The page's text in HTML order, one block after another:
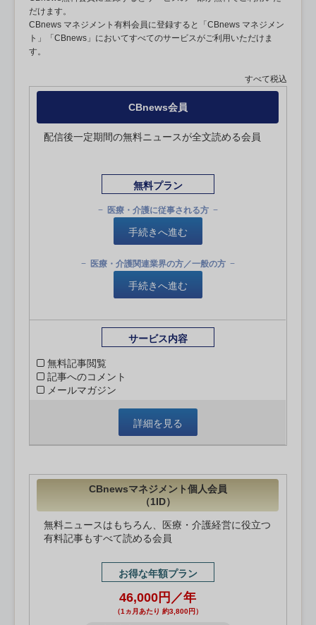
だけます。
CBnews マネジメント有料会員に登録すると「CBnews マネジメン
ト」「CBnews」においてすべてのサービスがご利用いただけま
す。
すべて税込
CBnews会員
配信後一定期間の無料ニュースが全文読める会員
無料プラン
医療・介護に従事される方
手続きへ進む
医療・介護関連業界の方／一般の方
手続きへ進む
サービス内容
無料記事閲覧
記事へのコメント
メールマガジン
詳細を見る
CBnewsマネジメント個人会員
（1ID）
無料ニュースはもちろん、医療・介護経営に役立つ
有料記事もすべて読める会員
お得な年額プラン
46,000円／年
（1ヵ月あたり 約3,800円）